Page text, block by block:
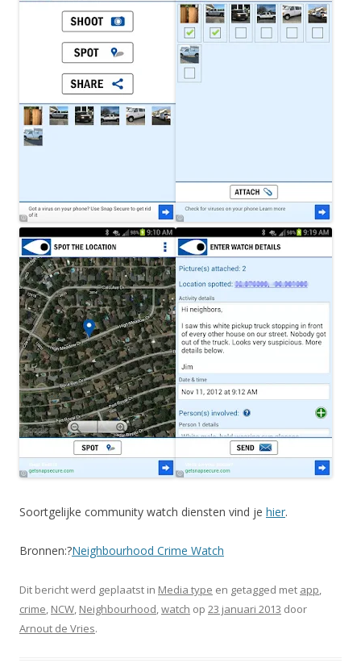
Soortgelijke community watch diensten vind je hier.
Bronnen:?Neighbourhood Crime Watch
Dit bericht werd geplaatst in Media type en getagged met app,
crime, NCW, Neighbourhood,watch op 23 januari 2013 door
Arnout de Vries.